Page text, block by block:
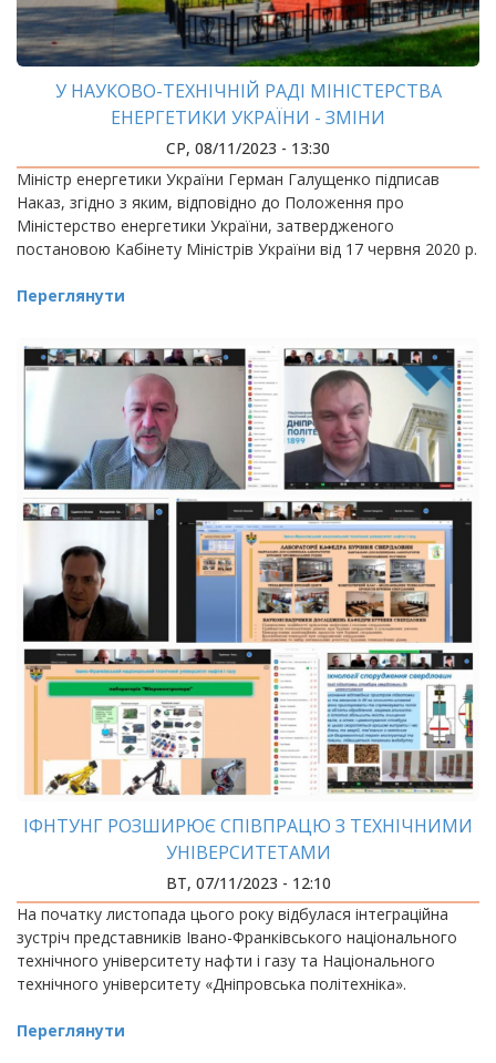
У НАУКОВО-ТЕХНІЧНІЙ РАДІ МІНІСТЕРСТВА
ЕНЕРГЕТИКИ УКРАЇНИ - ЗМІНИ
СР, 08/11/2023 - 13:30
Міністр енергетики України Герман Галущенко підписав
Наказ, згідно з яким, відповідно до Положення про
Міністерство енергетики України, затвердженого
постановою Кабінету Міністрів України від 17 червня 2020 р.
Переглянути
ІФНТУНГ РОЗШИРЮЄ СПІВПРАЦЮ З ТЕХНІЧНИМИ
УНІВЕРСИТЕТАМИ
ВТ, 07/11/2023 - 12:10
На початку листопада цього року відбулася інтеграційна
зустріч представників Івано-Франківського національного
технічного університету нафти і газу та Національного
технічного університету «Дніпровська політехніка».
Переглянути